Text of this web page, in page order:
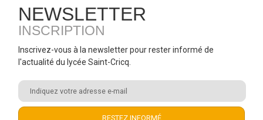
NEWSLETTER
INSCRIPTION
Inscrivez-vous à la newsletter pour rester informé de
l'actualité du lycée Saint-Cricq.